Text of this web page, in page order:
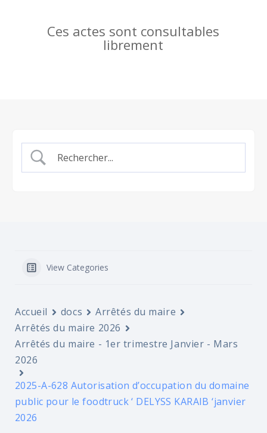
Ces actes sont consultables
librement
View Categories
Accueil docs
Arrêtés du maire
Arrêtés du maire 2026
Arrêtés du maire - 1er trimestre Janvier - Mars
2026
2025-A-628 Autorisation d’occupation du domaine
public pour le foodtruck ‘ DELYSS KARAIB ‘janvier
2026